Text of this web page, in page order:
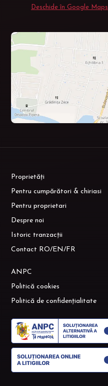
Deschide în Google Maps
Proprietăți
Pentru cumpărători & chiriasi
Pentru proprietari
Despre noi
Istoric tranzacții
Contact RO/EN/FR
ANPC
Politică cookies
Politică de confidențialitate